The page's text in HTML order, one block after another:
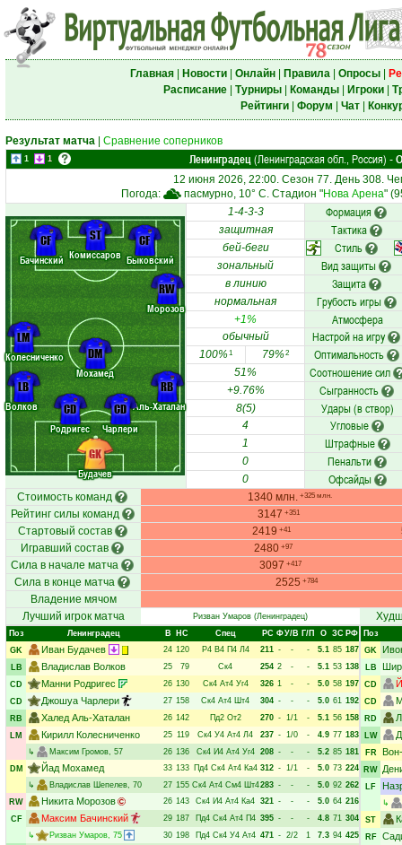
Главная| Новости| Онлайн| Правила| Опросы|
Расписание| Турниры| Команды| Игроки|
Рейтинги| Форум Чат|
Результат матча Сравнение соперников
1 1 Ленинградец(Ленинградская обл., Россия) -
12 июня 2026, 22:00. Сезон 77. День 308.
Погода:
пасмурно, 10° C. Стадион "Нова Арена"
Будачев
Волков
Родригес
Чарлери
Аль-Хаталан
Колесниченко
Мохамед
Морозов
Бачинский Комиссаров Быковский
GK
LB
CD
CD
RB
LM
DM
RW
CF ST CF
1-4-3-3 Формация
защитная Тактика
бей-беги Стиль
зональный Вид защиты
в линию Защита
нормальная Грубость игры
+1% Атмосфера
обычный Настрой на игру
100%1 79%2 Оптимальность
51% Соотношение сил
+9.76% Сыгранность
8(5) Удары (в створ)
4 Угловые
1 Штрафные
0 Пенальти
0 Офсайды
Стоимость команд 1340 млн. +325 млн.
Рейтинг силы команд 3147 +351
Стартовый состав 2419 +41
Игравший состав
2480 +97
Сила в начале матча 3097 +417
Сила в конце матча 2525 +784
Владение мячом
Лучший игрок матча
Ризван Умаров (Ленинградец)
Поз Ленинградец В НC Спец РC ФУ/В Г/П О ЗС РФ
GK
Иван Будачев 24 120 Р4 В4 П4 Л4 211 - - - 5.1 85 187
LB
Владислав Волков 25 79 Ск4 254 2 - - 5.1 53 138
CD
Манни Родригес 26 130 Ск4 Ат4 Уг4 326 1 - - 5.0 58 197
CD
Джошуа Чарлери 27 158 Ск4 Ат4 Шт4 304 - - - 5.0 61 192
RB
Халед Аль-Хаталан 26 142 Пд2 От2 270 - 1/1 - 5.1 56 158
LM
Кирилл Колесниченко 25 119 Ск4 У4 Ат4 Л4 237 - 1/0 - 4.9 77 183
↳
Максим Громов, 57 26 136 Ск4 И4 Ат4 Уг4 208 - - - 5.2 85 181
DM
Йад Мохамед 33 133 Пд4 Ск4 Ат4 Ка4 312 - 1/1 - 5.0 73 224
↳
Владислав Шепелев, 70 27 155 Ск4 Ат4 См4 Шт4283 - - - 5.0 92 262
RW
Никита Морозов 26 143 Ск4 И4 Ат4 Ка4 321 - - - 5.0 64 216
CF
Максим Бачинский 29 187 Пд4 Ск4 Ат4 П4 395 - - - 4.8 71 304
↳
Ризван Умаров, 75 30 198 Пд4 Ск4 У4 Ат4 471 - 2/2 1 7.3 94 425
Поз
GK
LB
CD
CD
RD
LW
FR
RW
LF
↳
ST
RF